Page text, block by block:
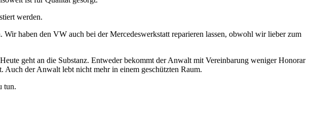
werden.
haben den VW auch bei der Mercedeswerkstatt reparieren lassen, obwohl wir lieber zum
geht an die Substanz. Entweder bekommt der Anwalt mit Vereinbarung weniger Honorar
der Anwalt lebt nicht mehr in einem geschützten Raum.
tun.